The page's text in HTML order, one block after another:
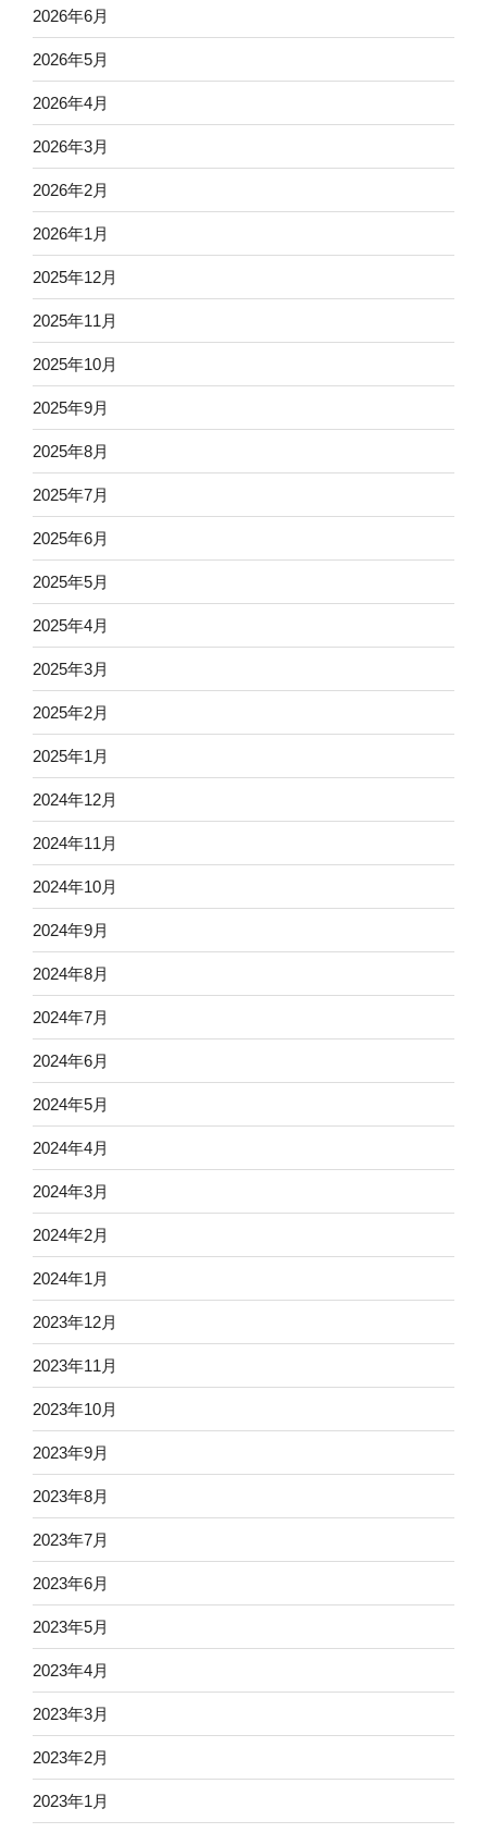
2026年6月
2026年5月
2026年4月
2026年3月
2026年2月
2026年1月
2025年12月
2025年11月
2025年10月
2025年9月
2025年8月
2025年7月
2025年6月
2025年5月
2025年4月
2025年3月
2025年2月
2025年1月
2024年12月
2024年11月
2024年10月
2024年9月
2024年8月
2024年7月
2024年6月
2024年5月
2024年4月
2024年3月
2024年2月
2024年1月
2023年12月
2023年11月
2023年10月
2023年9月
2023年8月
2023年7月
2023年6月
2023年5月
2023年4月
2023年3月
2023年2月
2023年1月